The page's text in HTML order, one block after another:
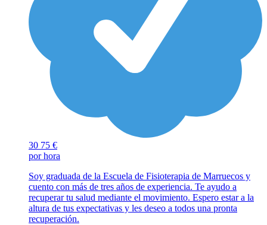
30 75 €
por hora
Soy graduada de la Escuela de Fisioterapia de Marruecos y
cuento con más de tres años de experiencia. Te ayudo a
recuperar tu salud mediante el movimiento. Espero estar a la
altura de tus expectativas y les deseo a todos una pronta
recuperación.